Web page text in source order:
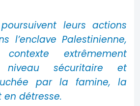
leurs actions
l’enclave Palestinienne,
extrêmement
sécuritaire et
par la famine, la
détresse.